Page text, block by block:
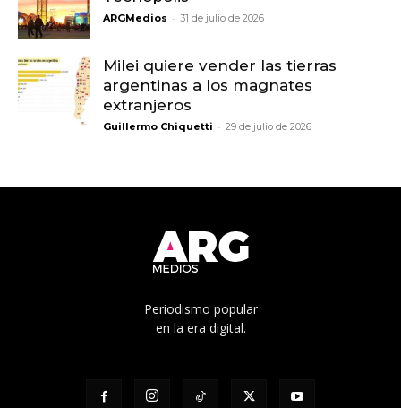
ARGMedios - 31 de julio de 2026
Milei quiere vender las tierras
argentinas a los magnates
extranjeros
Guillermo Chiquetti - 29 de julio de 2026
Periodismo popular
en la era digital.